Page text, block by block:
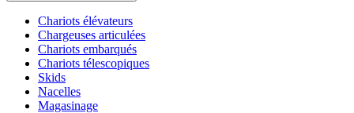
Chariots élévateurs
Chargeuses articulées
Chariots embarqués
Chariots télescopiques
Skids
Nacelles
Magasinage